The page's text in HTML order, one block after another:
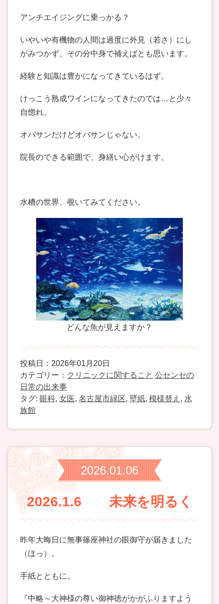
アンチエイジングに乗っかる？
いやいや有機物の人間は過度に外見（若さ）にし
がみつかず、その分中身で補えばとも思います。
経験と知識は豊かになってきているはず。
けっこう熟成ワインになってきたのでは…と少々
自惚れ。
オバサンだけどオバサンじゃない。
院長のできる範囲で、身繕い心がけます。
水槽の世界、覗いてみてください。
どんな魚が見えますか？
投稿日：2026年01月20日
カテゴリー： クリニックに関すること 公センセの
日常の出来事
タグ: 眼科, 女医, 名古屋市緑区, 壁紙, 模様替え , 水
族館
2026.01.06
2026.1.6 未来を明るく
昨年大晦日に無事篠座神社の眼御守が届きました
（ほっ）。
手紙とともに。
『中略～大神様の尊い御神徳がかがふりますよう